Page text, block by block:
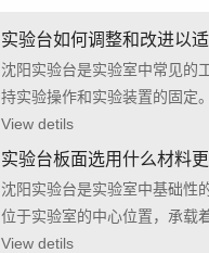
沈阳实验台是实验室中常见的
持实验操作和实验装置的固定
验需求，可以通过以下几个方
进。首先，实验台的大小和高
求进行调整。对于一些需要安
View detils
实验台板面选用什么材料更
沈阳实验台是实验室中基础性
位于实验室的中心位置，承载
仪器，以及承担实验教学和研
View detils